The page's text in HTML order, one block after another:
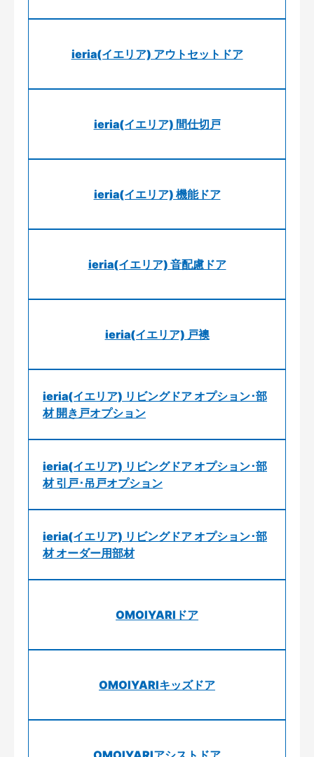
ieria(イエリア) アウトセットドア
ieria(イエリア) 間仕切戸
ieria(イエリア) 機能ドア
ieria(イエリア) 音配慮ドア
ieria(イエリア) 戸襖
ieria(イエリア) リビングドア オプション･部
材 開き戸オプション
ieria(イエリア) リビングドア オプション･部
材 引戸･吊戸オプション
ieria(イエリア) リビングドア オプション･部
材 オーダー用部材
OMOIYARIドア
OMOIYARIキッズドア